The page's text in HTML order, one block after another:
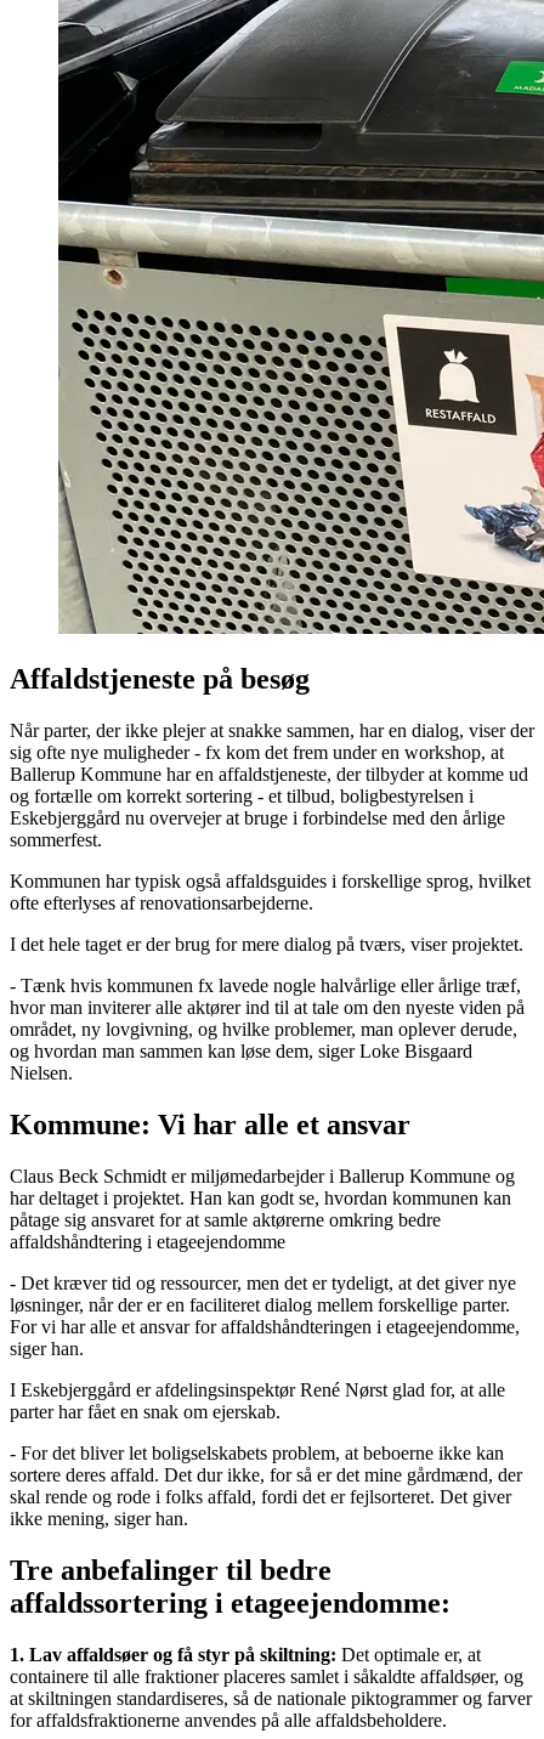
Affaldstjeneste på besøg
Når parter, der ikke plejer at snakke sammen, har en dialog, viser der
sig ofte nye muligheder - fx kom det frem under en workshop, at
Ballerup Kommune har en affaldstjeneste, der tilbyder at komme ud
og fortælle om korrekt sortering - et tilbud, boligbestyrelsen i
Eskebjerggård nu overvejer at bruge i forbindelse med den årlige
sommerfest.
Kommunen har typisk også affaldsguides i forskellige sprog, hvilket
ofte efterlyses af renovationsarbejderne.
I det hele taget er der brug for mere dialog på tværs, viser projektet.
- Tænk hvis kommunen fx lavede nogle halvårlige eller årlige træf,
hvor man inviterer alle aktører ind til at tale om den nyeste viden på
området, ny lovgivning, og hvilke problemer, man oplever derude,
og hvordan man sammen kan løse dem, siger Loke Bisgaard
Nielsen.
Kommune: Vi har alle et ansvar
Claus Beck Schmidt er miljømedarbejder i Ballerup Kommune og
har deltaget i projektet. Han kan godt se, hvordan kommunen kan
påtage sig ansvaret for at samle aktørerne omkring bedre
affaldshåndtering i etageejendomme
- Det kræver tid og ressourcer, men det er tydeligt, at det giver nye
løsninger, når der er en faciliteret dialog mellem forskellige parter.
For vi har alle et ansvar for affaldshåndteringen i etageejendomme,
siger han.
I Eskebjerggård er afdelingsinspektør René Nørst glad for, at alle
parter har fået en snak om ejerskab.
- For det bliver let boligselskabets problem, at beboerne ikke kan
sortere deres affald. Det dur ikke, for så er det mine gårdmænd, der
skal rende og rode i folks affald, fordi det er fejlsorteret. Det giver
ikke mening, siger han.
Tre anbefalinger til bedre
affaldssortering i etageejendomme:
1. Lav affaldsøer og få styr på skiltning: Det optimale er, at
containere til alle fraktioner placeres samlet i såkaldte affaldsøer, og
at skiltningen standardiseres, så de nationale piktogrammer og farver
for affaldsfraktionerne anvendes på alle affaldsbeholdere.